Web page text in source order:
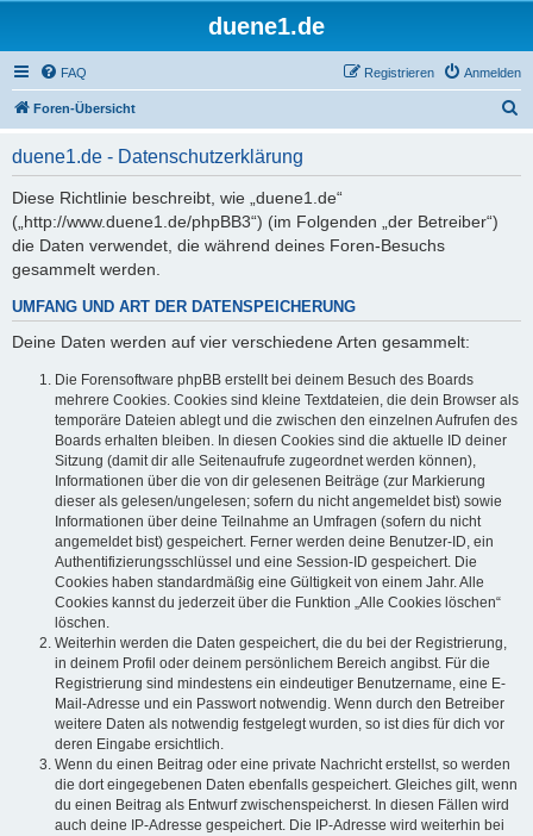
duene1.de
FAQ Anmelden
Registrieren
Foren-Übersicht
duene1.de - Datenschutzerklärung
Diese Richtlinie beschreibt, wie „duene1.de“
(„http://www.duene1.de/phpBB3“) (im Folgenden „der Betreiber“)
die Daten verwendet, die während deines Foren-Besuchs
gesammelt werden.
UMFANG UND ART DER DATENSPEICHERUNG
Deine Daten werden auf vier verschiedene Arten gesammelt:
Die Forensoftware phpBB erstellt bei deinem Besuch des Boards
mehrere Cookies. Cookies sind kleine Textdateien, die dein Browser als
temporäre Dateien ablegt und die zwischen den einzelnen Aufrufen des
Boards erhalten bleiben. In diesen Cookies sind die aktuelle ID deiner
Sitzung (damit dir alle Seitenaufrufe zugeordnet werden können),
Informationen über die von dir gelesenen Beiträge (zur Markierung
dieser als gelesen/ungelesen; sofern du nicht angemeldet bist) sowie
Informationen über deine Teilnahme an Umfragen (sofern du nicht
angemeldet bist) gespeichert. Ferner werden deine Benutzer-ID, ein
Authentifizierungsschlüssel und eine Session-ID gespeichert. Die
Cookies haben standardmäßig eine Gültigkeit von einem Jahr. Alle
Cookies kannst du jederzeit über die Funktion „Alle Cookies löschen“
löschen.
Weiterhin werden die Daten gespeichert, die du bei der Registrierung,
in deinem Profil oder deinem persönlichem Bereich angibst. Für die
Registrierung sind mindestens ein eindeutiger Benutzername, eine E-
Mail-Adresse und ein Passwort notwendig. Wenn durch den Betreiber
weitere Daten als notwendig festgelegt wurden, so ist dies für dich vor
deren Eingabe ersichtlich.
Wenn du einen Beitrag oder eine private Nachricht erstellst, so werden
die dort eingegebenen Daten ebenfalls gespeichert. Gleiches gilt, wenn
du einen Beitrag als Entwurf zwischenspeicherst. In diesen Fällen wird
auch deine IP-Adresse gespeichert. Die IP-Adresse wird weiterhin bei